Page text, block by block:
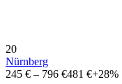
20
Nürnberg
245 € – 796 €481 €+28%